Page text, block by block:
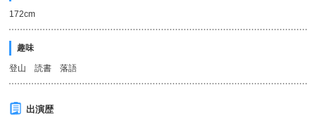
172cm
趣味
登山 読書 落語
出演歴